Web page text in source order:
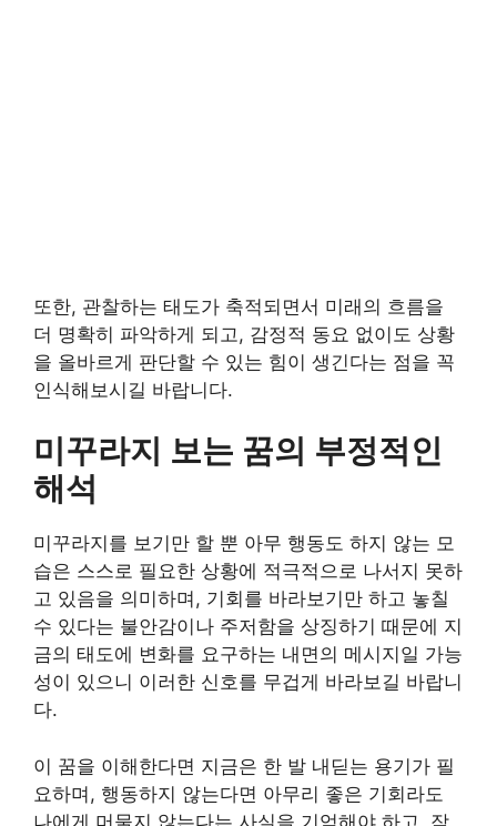
또한, 관찰하는 태도가 축적되면서 미래의 흐름을
더 명확히 파악하게 되고, 감정적 동요 없이도 상황
을 올바르게 판단할 수 있는 힘이 생긴다는 점을 꼭
인식해보시길 바랍니다.
미꾸라지 보는 꿈의 부정적인
해석
미꾸라지를 보기만 할 뿐 아무 행동도 하지 않는 모
습은 스스로 필요한 상황에 적극적으로 나서지 못하
고 있음을 의미하며, 기회를 바라보기만 하고 놓칠
수 있다는 불안감이나 주저함을 상징하기 때문에 지
금의 태도에 변화를 요구하는 내면의 메시지일 가능
성이 있으니 이러한 신호를 무겁게 바라보길 바랍니
다.
이 꿈을 이해한다면 지금은 한 발 내딛는 용기가 필
요하며, 행동하지 않는다면 아무리 좋은 기회라도
나에게 머물지 않는다는 사실을 기억해야 하고, 작